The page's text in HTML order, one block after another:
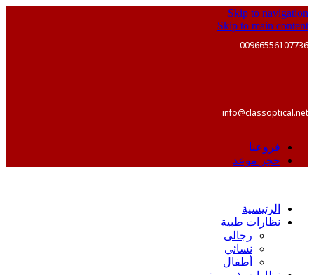
Skip to navigation
Skip to main content
00966556107736
info@classoptical.net
فروعنا
حجز موعد
الرئيسية
نظارات طبية
رجالى
نسائي
أطفال